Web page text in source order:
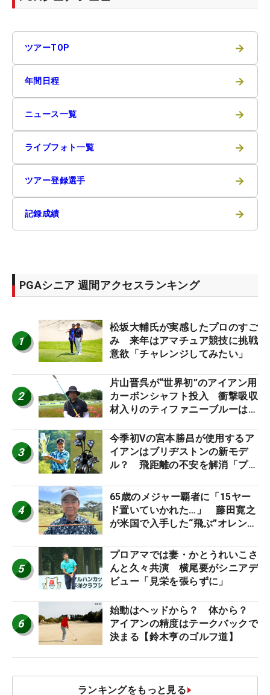
ツアーTOP →
年間日程 →
ニュース一覧 →
ライブフォト一覧 →
ツアー登録選手 →
記録成績 →
PGAシニア 週間アクセスランキング
1
松坂大輔氏が実感したプロのすご
み 来年はアマチュア競技に挑戦
意欲「チャレンジしてみたい」
2
片山晋呉が“世界初”のアイアン用
カーボンシャフト投入 衝撃吸収
材入りのティファニーブルーは
3
今季初Vの宮本勝昌が使用するア
イアンはブリヂストンの新モデ
ル？ 飛距離の不安を解消「プラ
4
65歳のメジャー覇者に「15ヤー
ド置いていかれた…」 藤田寛之
が米国で入手した“飛ぶ”オレンジ
5
プロアマでは妻・かとうれいこさ
んと久々共演 横尾要がシニアデ
ビュー「見栄を張らずに」
6
始動はヘッドから？ 体から？
アイアンの精度はテークバックで
決まる【鈴木亨のゴルフ道】
ランキングをもっと見る